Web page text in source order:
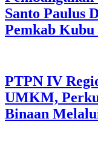
Santo Paulus
Pemkab Kubu
PTPN IV
UMKM,
Binaan